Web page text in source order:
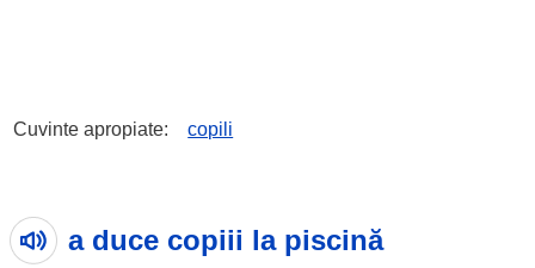
Cuvinte apropiate: copili
a duce copiii la piscină